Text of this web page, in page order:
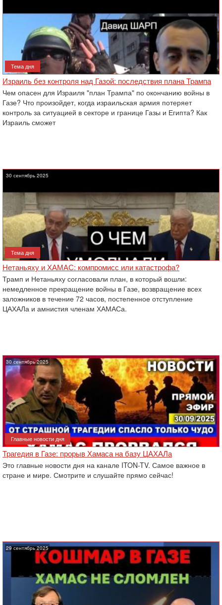
Тема дня
Израиль без контроля над Газой: последствия плана Трампа
Чем опасен для Израиля "план Трампа" по окончанию войны в
Газе? Что произойдет, когда израильская армия потеряет
контроль за ситуацией в секторе и границе Газы и Египта? Как
Израиль сможет
30 сентябрь 2025
Тема дня
Нетаньяху и ХАМАС: компромисс или катастрофа?
Трамп и Нетаньяху согласовали план, в который вошли:
немедленное прекращение войны в Газе, возвращение всех
заложников в течение 72 часов, постепенное отступление
ЦАХАЛа и амнистия членам ХАМАСа.
30 сентябрь 2025
Главные новости дня
Трагедия в Газе: прорыв Хамаса на базу ЦАХАЛа
Это главные новости дня на канале ITON-TV. Самое важное в
стране и мире. Смотрите и слушайте прямо сейчас!
29 сентябрь 2025